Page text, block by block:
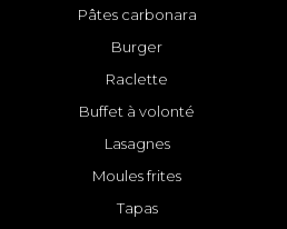
Pâtes carbonara
Burger
Raclette
Buffet à volonté
Lasagnes
Moules frites
Tapas